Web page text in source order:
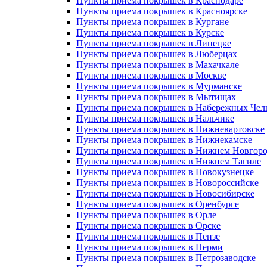
Пункты приема покрышек в Красноярске
Пункты приема покрышек в Кургане
Пункты приема покрышек в Курске
Пункты приема покрышек в Липецке
Пункты приема покрышек в Люберцах
Пункты приема покрышек в Махачкале
Пункты приема покрышек в Москве
Пункты приема покрышек в Мурманске
Пункты приема покрышек в Мытищах
Пункты приема покрышек в Набережных
Пункты приема покрышек в Нальчике
Пункты приема покрышек в Нижневартовске
Пункты приема покрышек в Нижнекамске
Пункты приема покрышек в Нижнем
Пункты приема покрышек в Нижнем Тагиле
Пункты приема покрышек в Новокузнецке
Пункты приема покрышек в Новороссийске
Пункты приема покрышек в Новосибирске
Пункты приема покрышек в Оренбурге
Пункты приема покрышек в Орле
Пункты приема покрышек в Орске
Пункты приема покрышек в Пензе
Пункты приема покрышек в Перми
Пункты приема покрышек в Петрозаводске